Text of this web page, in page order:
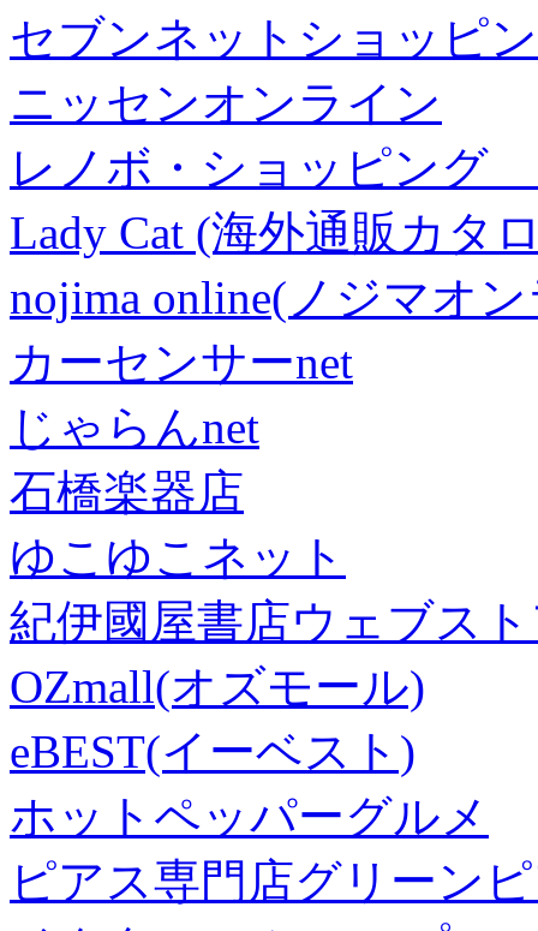
セブンネットショッピ
ニッセンオンライン
レノボ・ショッピング
Lady Cat (海外通販カタ
nojima online(ノジマオ
カーセンサーnet
じゃらんnet
石橋楽器店
ゆこゆこネット
紀伊國屋書店ウェブス
OZmall(オズモール)
eBEST(イーベスト)
ホットペッパーグルメ
ピアス専門店グリーン